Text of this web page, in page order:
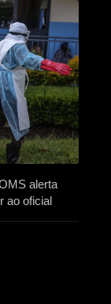
alerta
ao oficial